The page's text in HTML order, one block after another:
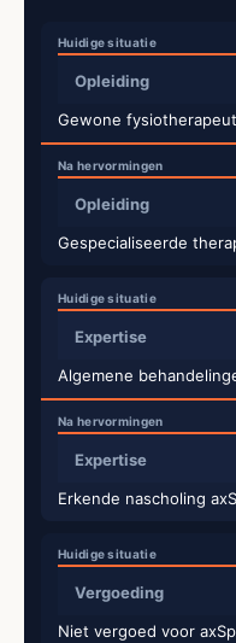
Opleiding
Gewone fysiotherapeut
Opleiding
Gespecialiseerde
Expertise
Algemene
Expertise
Erkende nascholing
Vergoeding
Niet vergoed voor